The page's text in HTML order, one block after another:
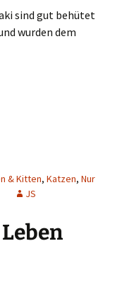
sind gut behütet
wurden dem
& Kitten, Katzen, Nur
JS